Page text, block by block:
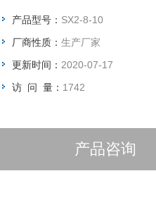
产品型号： SX2-8-10
厂商性质： 生产厂家
更新时间： 2020-07-17
访 问 量： 1742
产品咨询